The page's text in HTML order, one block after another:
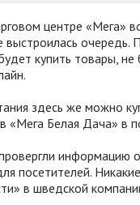
центре «Мега»
выстроилась
купить товары,
здесь же можно
«Мега Белая Дача» в
информацию
посетителей.
в шведской